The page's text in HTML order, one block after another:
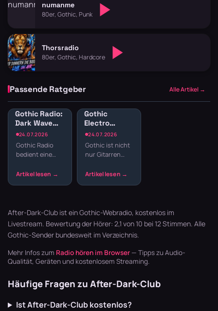
numanme
80er, Gothic, Punk
Thorsradio
80er, Gothic, Hardcore
Passende Ratgeber Alle Artikel →
24.07.2026
Gothic Radio:
Dark Wave
und
Alternative
für schwarze
Gothic Radio
bedient eine
nicht mit
Wave,…
24.07.2026
Gothic
Electro
Radio: Dark
Electro, EBM
und
Gothic ist nicht
nur Gitarren
Todessehnsucht.
schwarzen
Szene – von …
After-Dark-Club ist ein Gothic-Webradio, kostenlos im
Livestream. Bewertung der Hörer: 2,1 von 10 bei 12 Stimmen. Alle
Gothic-Sender bundesweit im Verzeichnis.
Mehr Infos zum Radio hören im Browser — Tipps zu Audio-
Qualität, Geräten und kostenlosem Streaming.
Häufige Fragen zu After-Dark-Club
Ist After-Dark-Club kostenlos?